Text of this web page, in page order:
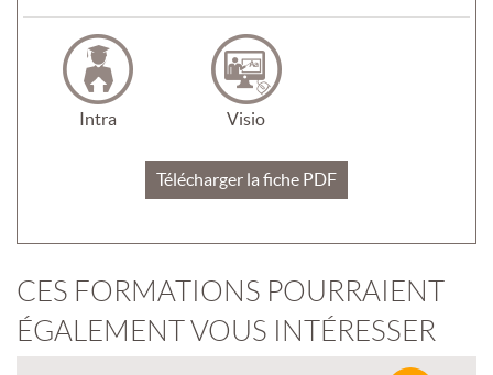
Intra Visio
Télécharger la fiche PDF
CES FORMATIONS POURRAIENT
ÉGALEMENT VOUS INTÉRESSER